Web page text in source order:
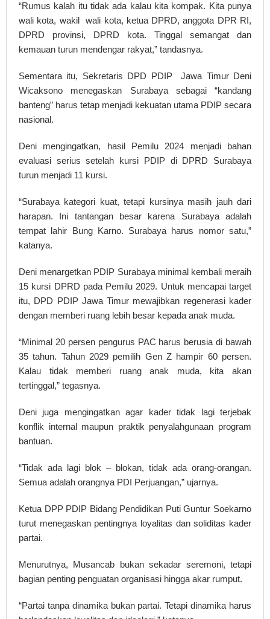
“Rumus kalah itu tidak ada kalau kita kompak. Kita punya
wali kota, wakil wali kota, ketua DPRD, anggota DPR RI,
DPRD provinsi, DPRD kota. Tinggal semangat dan
kemauan turun mendengar rakyat,” tandasnya.
Sementara itu, Sekretaris DPD PDIP Jawa Timur Deni
Wicaksono menegaskan Surabaya sebagai “kandang
banteng” harus tetap menjadi kekuatan utama PDIP secara
nasional.
Deni mengingatkan, hasil Pemilu 2024 menjadi bahan
evaluasi serius setelah kursi PDIP di DPRD Surabaya
turun menjadi 11 kursi.
“Surabaya kategori kuat, tetapi kursinya masih jauh dari
harapan. Ini tantangan besar karena Surabaya adalah
tempat lahir Bung Karno. Surabaya harus nomor satu,”
katanya.
Deni menargetkan PDIP Surabaya minimal kembali meraih
15 kursi DPRD pada Pemilu 2029. Untuk mencapai target
itu, DPD PDIP Jawa Timur mewajibkan regenerasi kader
dengan memberi ruang lebih besar kepada anak muda.
“Minimal 20 persen pengurus PAC harus berusia di bawah
35 tahun. Tahun 2029 pemilih Gen Z hampir 60 persen.
Kalau tidak memberi ruang anak muda, kita akan
tertinggal,” tegasnya.
Deni juga mengingatkan agar kader tidak lagi terjebak
konflik internal maupun praktik penyalahgunaan program
bantuan.
“Tidak ada lagi blok – blokan, tidak ada orang-orangan.
Semua adalah orangnya PDI Perjuangan,” ujarnya.
Ketua DPP PDIP Bidang Pendidikan Puti Guntur Soekarno
turut menegaskan pentingnya loyalitas dan soliditas kader
partai.
Menurutnya, Musancab bukan sekadar seremoni, tetapi
bagian penting penguatan organisasi hingga akar rumput.
“Partai tanpa dinamika bukan partai. Tetapi dinamika harus